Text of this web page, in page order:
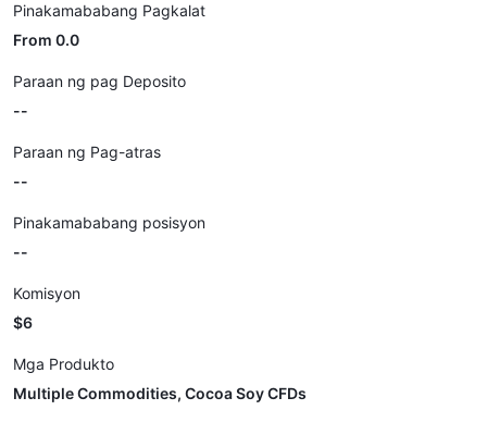
Pinakamababang Pagkalat
From 0.0
Paraan ng pag Deposito
--
Paraan ng Pag-atras
--
Pinakamababang posisyon
--
Komisyon
$6
Mga Produkto
Multiple Commodities, Cocoa Soy CFDs